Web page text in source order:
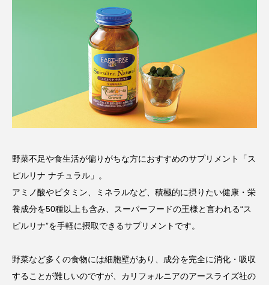
野菜不足や食生活が偏りがちな方におすすめのサプリメント「ス
ピルリナ ナチュラル」。
アミノ酸やビタミン、ミネラルなど、積極的に摂りたい健康・栄
養成分を50種以上も含み、スーパーフードの王様と言われる“ス
ピルリナ”を手軽に摂取できるサプリメントです。
野菜など多くの食物には細胞壁があり、成分を完全に消化・吸収
することが難しいのですが、カリフォルニアのアースライズ社の